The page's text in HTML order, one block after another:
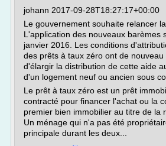
johann 2017-09-28T18:27:17+00:00
Le gouvernement souhaite relancer
L'application des nouveaux barèmes
janvier 2016. Les conditions
des prêts à taux zéro ont de nouveau
d'élargir la distribution de cette aide
d'un logement neuf ou ancien sous
Le prêt à taux zéro est un prêt
contracté pour financer l'achat ou la
premier bien immobilier au titre de la
Un ménage qui n'a pas été
principale durant les deux...